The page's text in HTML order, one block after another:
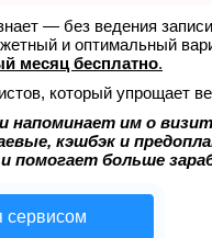
— без ведения
и оптимальный
месяц бесплатно.
который упрощает
напоминает им о
кэшбэк и
помогает больше
сервисом